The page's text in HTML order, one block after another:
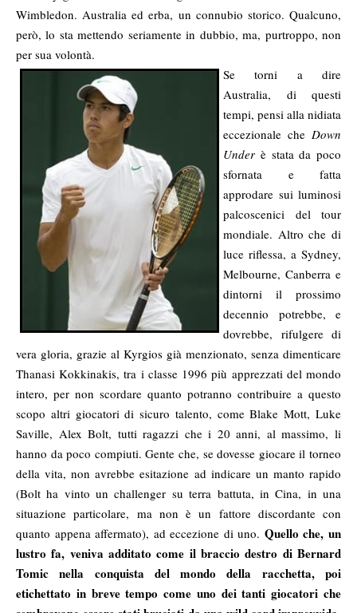
Wimbledon. Australia ed erba, un connubio storico. Qualcuno,
però, lo sta mettendo seriamente in dubbio, ma, purtroppo, non
per sua volontà.
Se torni a dire
Australia, di questi
tempi, pensi alla nidiata
eccezionale che Down
Under è stata da poco
sfornata e fatta
approdare sui luminosi
palcoscenici del tour
mondiale. Altro che di
luce riflessa, a Sydney,
Melbourne, Canberra e
dintorni il prossimo
decennio potrebbe, e
dovrebbe, rifulgere di
vera gloria, grazie al Kyrgios già menzionato, senza dimenticare
Thanasi Kokkinakis, tra i classe 1996 più apprezzati del mondo
intero, per non scordare quanto potranno contribuire a questo
scopo altri giocatori di sicuro talento, come Blake Mott, Luke
Saville, Alex Bolt, tutti ragazzi che i 20 anni, al massimo, li
hanno da poco compiuti. Gente che, se dovesse giocare il torneo
della vita, non avrebbe esitazione ad indicare un manto rapido
(Bolt ha vinto un challenger su terra battuta, in Cina, in una
situazione particolare, ma non è un fattore discordante con
quanto appena affermato), ad eccezione di uno. Quello che, un
lustro fa, veniva additato come il braccio destro di Bernard
Tomic nella conquista del mondo della racchetta, poi
etichettato in breve tempo come uno dei tanti giocatori che